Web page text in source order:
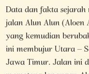
Data dan fakta
jalan Alun Alun (Aloen
yang kemudian
ini membujur Utara –
Jawa Timur. Jalan ini